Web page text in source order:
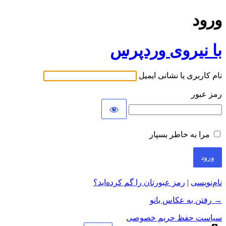
ورود
با نیروی وردپرس
نام کاربری یا نشانی ایمیل
رمز عبور
مرا به خاطر بسپار
نام‌نویسی | رمز عبورتان را گم کرده‌اید؟
→ رفتن به عکاس بانو
سیاست حفظ حریم خصوصی